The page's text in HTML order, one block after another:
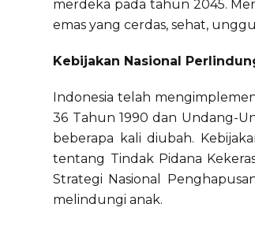
merdeka pada tahun 2045.
emas yang cerdas, sehat,
Kebijakan Nasional
Indonesia telah
36 Tahun 1990 dan Undang-
beberapa kali diubah.
tentang Tindak Pidana
Strategi Nasional
melindungi anak.